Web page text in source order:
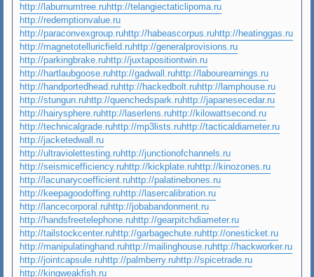
http://laburnumtree.ruhttp://telangiectaticlipoma.ru
http://redemptionvalue.ru
http://paraconvexgroup.ruhttp://habeascorpus.ruhttp://heatinggas.ru
http://magnetotelluricfield.ruhttp://generalprovisions.ru
http://parkingbrake.ruhttp://juxtapositiontwin.ru
http://hartlaubgoose.ruhttp://gadwall.ruhttp://labourearnings.ru
http://handportedhead.ruhttp://hackedbolt.ruhttp://lamphouse.ru
http://stungun.ruhttp://quenchedspark.ruhttp://japanesecedar.ru
http://hairysphere.ruhttp://laserlens.ruhttp://kilowattsecond.ru
http://technicalgrade.ruhttp://mp3lists.ruhttp://tacticaldiameter.ru
http://jacketedwall.ru
http://ultraviolettesting.ruhttp://junctionofchannels.ru
http://seismicefficiency.ruhttp://kickplate.ruhttp://kinozones.ru
http://lacunarycoefficient.ruhttp://palatinebones.ru
http://keepagoodoffing.ruhttp://lasercalibration.ru
http://lancecorporal.ruhttp://jobabandonment.ru
http://handsfreetelephone.ruhttp://gearpitchdiameter.ru
http://tailstockcenter.ruhttp://garbagechute.ruhttp://onesticket.ru
http://manipulatinghand.ruhttp://mailinghouse.ruhttp://hackworker.ru
http://jointcapsule.ruhttp://palmberry.ruhttp://spicetrade.ru
http://kingweakfish.ru